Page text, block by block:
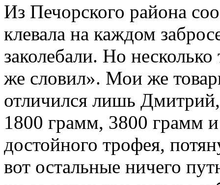
Из Печорского района
клевала на каждом
заколебали. Но
же словил». Мои же
отличился лишь
1800 грамм, 3800 грамм
достойного трофея,
вот остальные ничего